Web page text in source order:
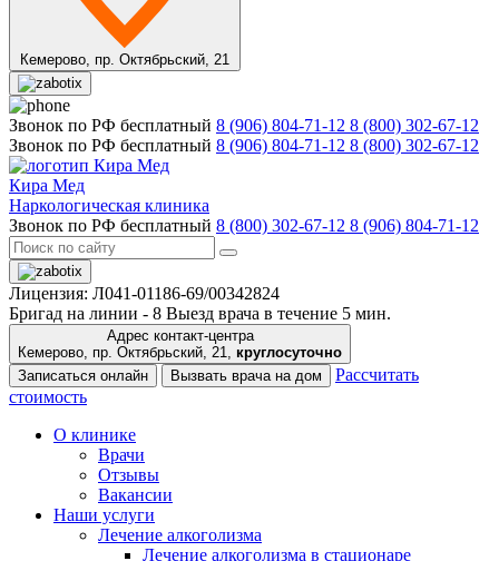
Кемерово, пр. Октябрьский, 21
Звонок по РФ бесплатный 8 (906) 804-71-12 8 (800) 302-67-12
Звонок по РФ бесплатный 8 (906) 804-71-12 8 (800) 302-67-12
Кира Мед
Наркологическая клиника
Звонок по РФ бесплатный 8 (800) 302-67-12 8 (906) 804-71-12
Лицензия: Л041-01186-69/00342824
Бригад на линии - 8 Выезд врача в течение 5 мин.
Адрес контакт-центра
Кемерово, пр. Октябрьский, 21, круглосуточно
Записаться онлайн
Вызвать врача на дом
Рассчитать
стоимость
О клинике
Врачи
Отзывы
Вакансии
Наши услуги
Лечение алкоголизма
Лечение алкоголизма в стационаре